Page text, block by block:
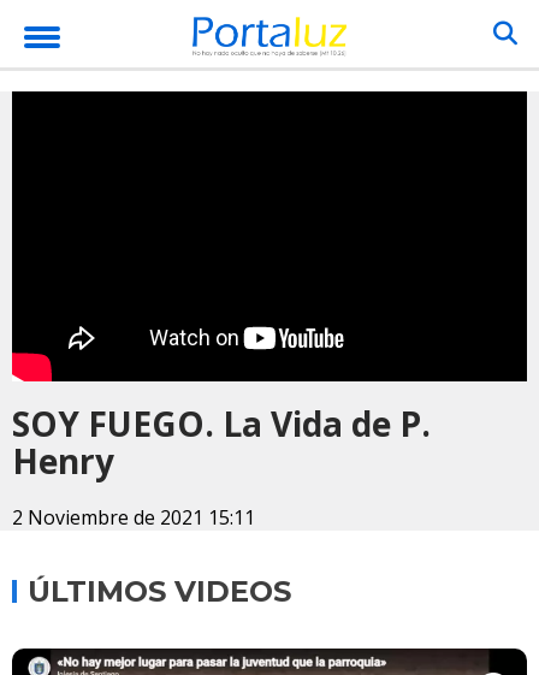
SOY FUEGO. La Vida de P.
Henry
2 Noviembre de 2021 15:11
ÚLTIMOS VIDEOS